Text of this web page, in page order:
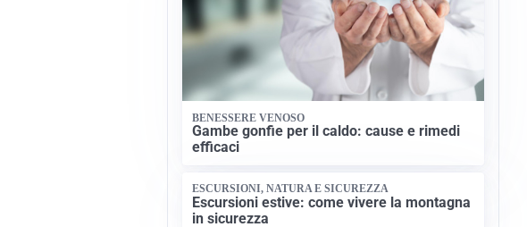
BENESSERE VENOSO
Gambe gonfie per il caldo: cause e rimedi
efficaci
ESCURSIONI, NATURA E SICUREZZA
Escursioni estive: come vivere la montagna
in sicurezza